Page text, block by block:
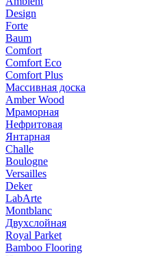
Design
Forte
Baum
Comfort
Comfort Eco
Comfort Plus
Массивная доска
Amber Wood
Мраморная
Нефритовая
Янтарная
Challe
Boulogne
Versailles
Deker
LabArte
Montblanc
Двухслойная
Royal Parket
Bamboo Flooring